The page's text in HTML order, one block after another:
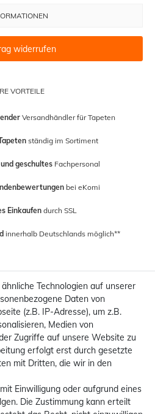
VORTEILE
Versandhändler für Tapeten
ständig im Sortiment
geschultes Fachpersonal
bei eKomi
Einkaufen durch SSL
innerhalb Deutschlands möglich**
widerrufen
Technologien auf unserer
Daten von
(z.B. IP-Adresse), um z.B.
Medien von
Zugriffe auf unsere Website zu
erfolgt erst durch gesetzte
mit Dritten, die wir in den
Einwilligung oder aufgrund eines
Die Zustimmung kann erteilt